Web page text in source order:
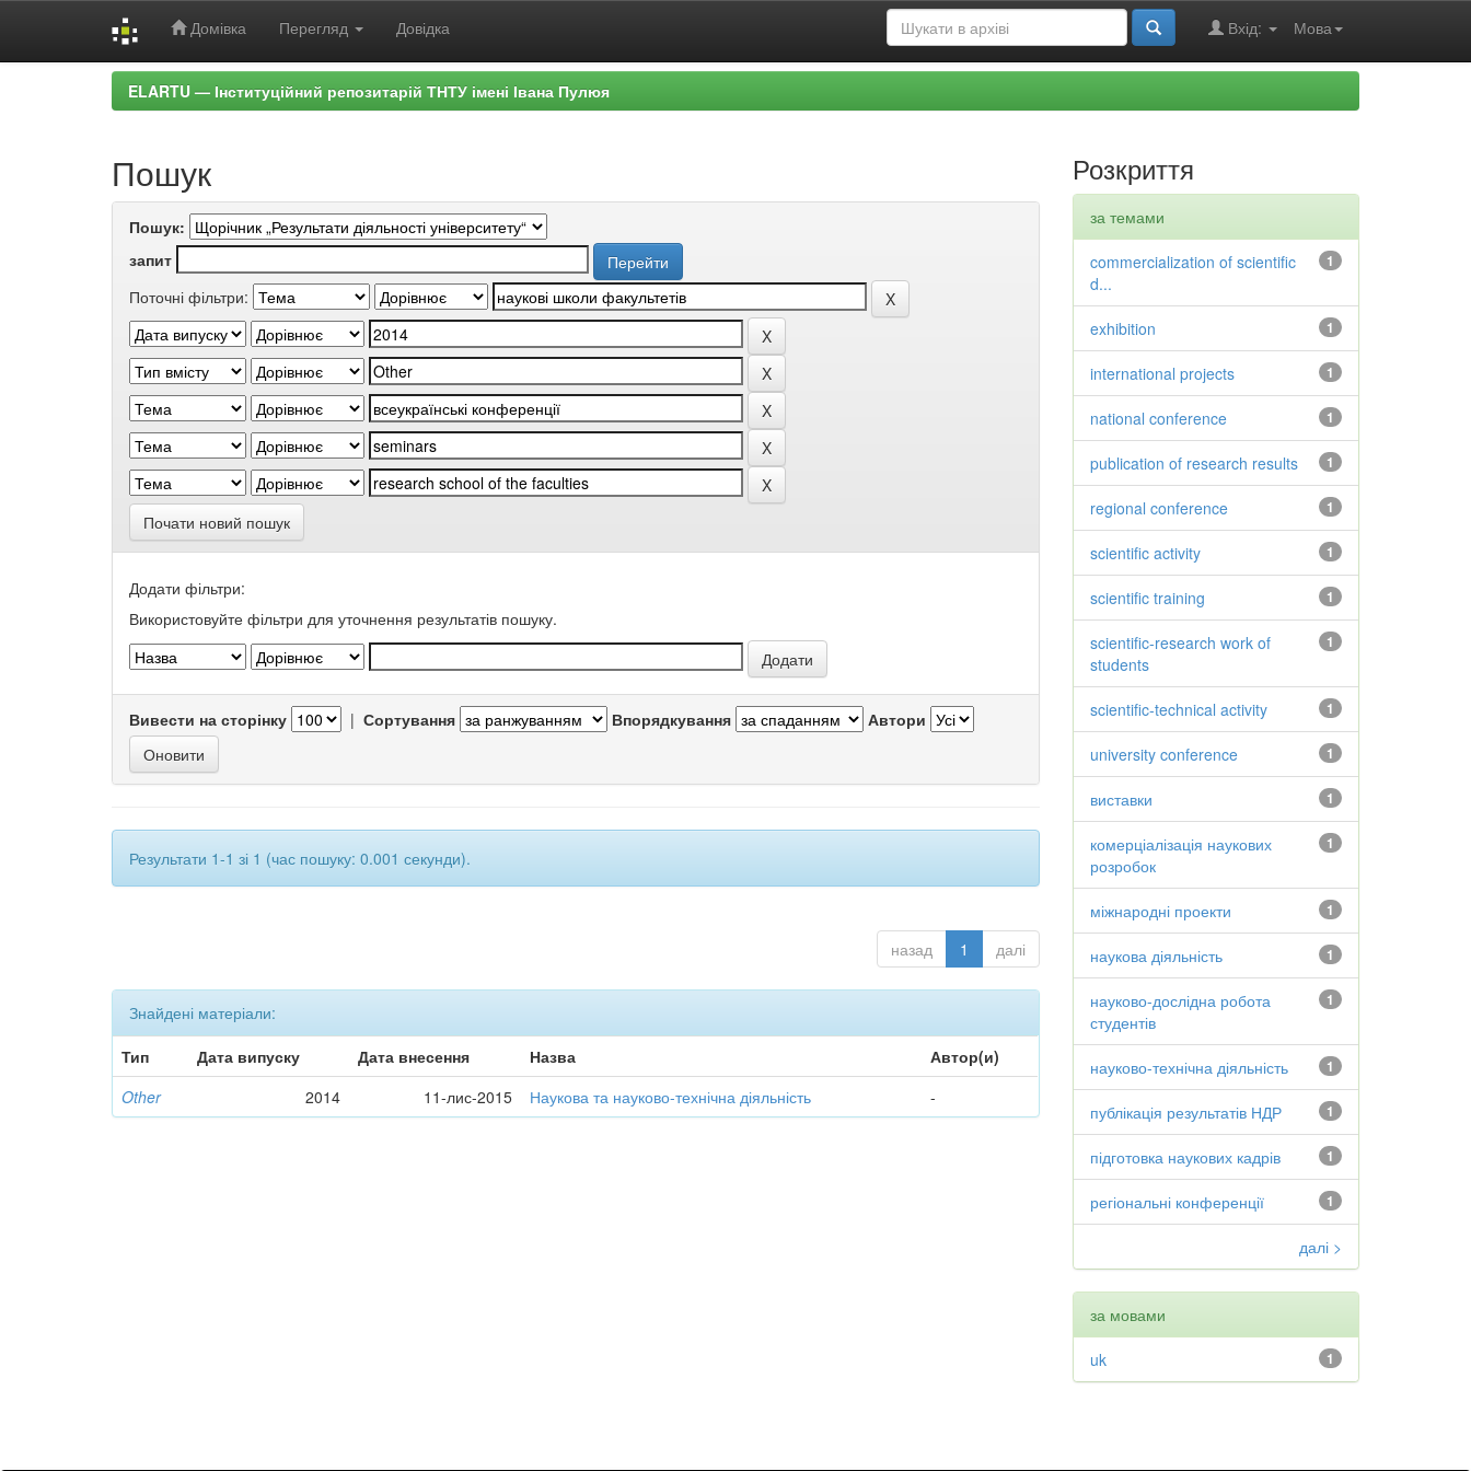
Домівка Перегляд Довідка Мова
Вхід:
ELARTU — Інституційний репозитарій ТНТУ імені Івана Пулюя
Пошук
Пошук:
запит
Поточні фільтри:
Почати новий пошук
Додати фільтри:
Використовуйте фільтри для уточнення результатів пошуку.
Вивести на сторінку | Сортування Впорядкування Автори
Результати 1-1 зі 1 (час пошуку: 0.001 секунди).
назад 1 далі
Знайдені матеріали:
Тип
Дата випуску Дата внесення Назва
Автор(и)
Other
2014 11-лис-2015 Наукова та науково-технічна діяльність -
Розкриття
за темами
1
commercialization of scientific
d...
1
exhibition
1
international projects
1
national conference
1
publication of research results
1
regional conference
1
scientific activity
1
scientific training
1
scientific-research work of
students
1
scientific-technical activity
1
university conference
1
виставки
1
комерціалізація наукових
розробок
1
міжнародні проекти
1
наукова діяльність
1
науково-дослідна робота
студентів
1
науково-технічна діяльність
1
публікація результатів НДР
1
підготовка наукових кадрів
1
регіональні конференції
далі >
за мовами
1
uk